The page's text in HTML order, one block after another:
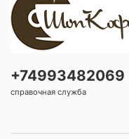
+74993482069
справочная служба